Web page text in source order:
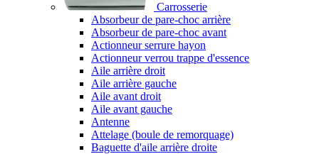
Carrosserie
Absorbeur de pare-choc arrière
Absorbeur de pare-choc avant
Actionneur serrure hayon
Actionneur verrou trappe d'essence
Aile arrière droit
Aile arrière gauche
Aile avant droit
Aile avant gauche
Antenne
Attelage (boule de remorquage)
Baguette d'aile arrière droite